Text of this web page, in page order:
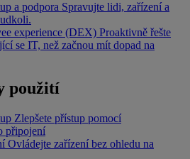
a podpora Spravujte lidi, zařízení a
experience (DEX) Proaktivně řešte
se IT, než začnou mít dopad na
použití
Zlepšete přístup pomocí
připojení
Ovládejte zařízení bez ohledu na